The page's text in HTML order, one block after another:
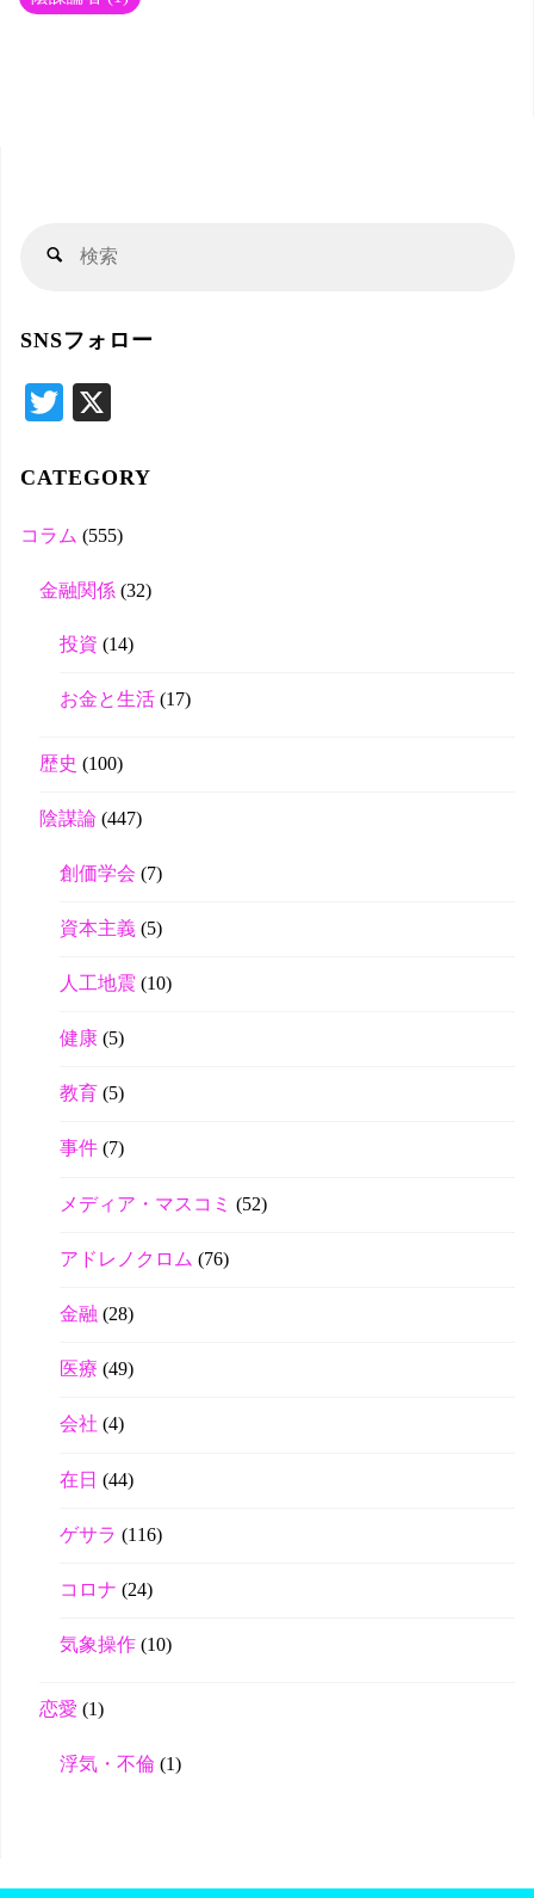
検
SNSフォロー
T
tte
r
CATEGORY
コラム (555)
金融関係 (32)
投資 (14)
お金と生活(17)
歴史 (100)
陰謀論 (447)
創価学会 (7)
資本主義(5)
人工地震 (10)
健康(5)
教育(5)
事件(7)
メディア・マスコミ (52)
アドレノクロム (76)
金融 (28)
医療 (49)
会社 (4)
在日 (44)
ゲサラ (116)
コロナ (24)
気象操作(10)
恋愛 (1)
浮気・不倫 (1)